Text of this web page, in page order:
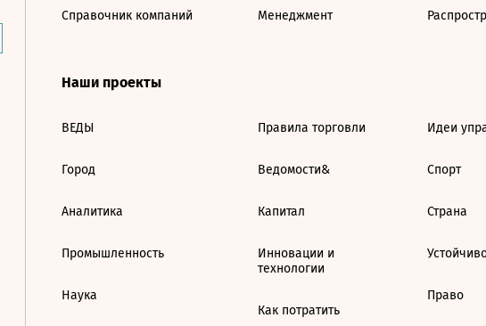
Справочник компаний Менеджмент
Наши проекты
ВЕДЫ
Город
Аналитика
Промышленность
Наука
Правила торговли
Ведомости&
Капитал
Инновации и
технологии
Как потратить
Идеи
Спорт
Страна
Право